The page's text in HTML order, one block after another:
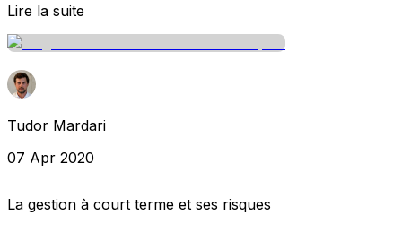
Lire la suite
Tudor Mardari
07 Apr 2020
La gestion à court terme et ses risques